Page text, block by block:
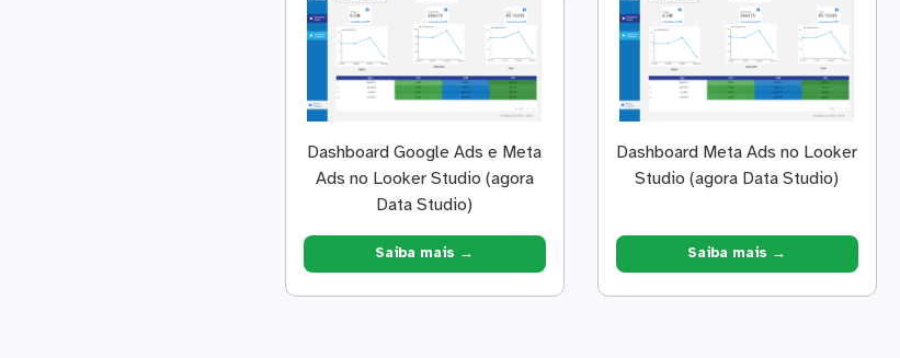
Dashboard Google Ads e Meta
Ads no Looker Studio (agora
Data Studio)
Saiba mais →
Dashboard Meta Ads no Looker
Studio (agora Data Studio)
Saiba mais →